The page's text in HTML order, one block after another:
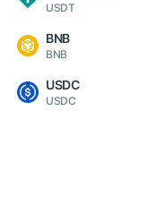
USDT
BNB
BNB
USDC
USDC